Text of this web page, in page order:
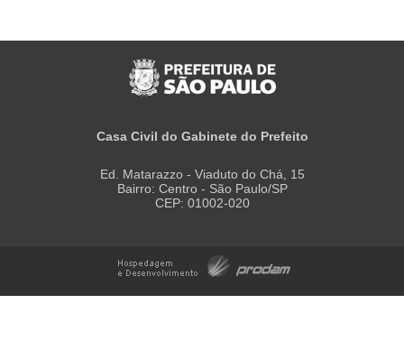
Casa Civil do Gabinete do Prefeito
Ed. Matarazzo - Viaduto do Chá, 15
Bairro: Centro - São Paulo/SP
CEP: 01002-020